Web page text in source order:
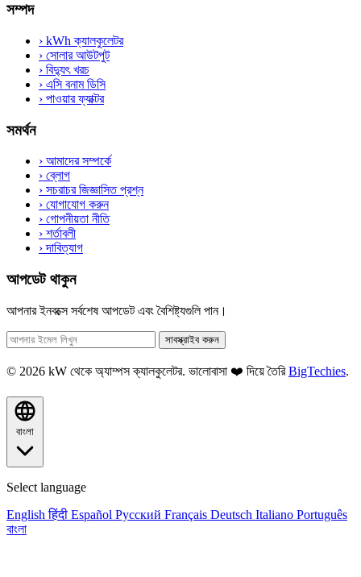
সম্পদ
› kWh ক্যালকুলেটর
› সোলার আউটপুট
› বিদ্যুৎ খরচ
› এসি বনাম ডিসি
› পাওয়ার ফ্যাক্টর
সমর্থন
› আমাদের সম্পর্কে
› ব্লোগ
› সচরাচর জিজ্ঞাসিত প্রশ্ন
› যোগাযোগ করুন
› গোপনীয়তা নীতি
› শর্তাবলী
›দাবিত্যাগ
আপডেট থাকুন
আপনার ইনবক্সে সর্বশেষ আপডেট এবং বৈশিষ্ট্যগুলি পান।
সাবস্ক্রাইব করুন
© 2026 kW থেকে অ্যাম্পস ক্যালকুলেটর. ভালোবাসা ❤️ দিয়ে তৈরিBigTechies.
বাংলা
Select language
English हिंदी Español Русский Français Deutsch Italiano Português
বাংলা